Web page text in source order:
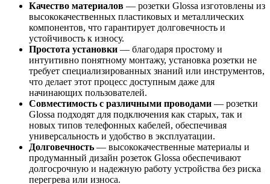
Качество материалов — розетки Glossa изготовлены из
высококачественных пластиковых и металлических
компонентов, что гарантирует долговечность и
устойчивость к износу.
Простота установки — благодаря простому и
интуитивно понятному монтажу, установка розетки не
требует специализированных знаний или инструментов,
что делает этот процесс доступным даже для
начинающих пользователей.
Совместимость с различными проводами — розетки
Glossa подходят для подключения как старых, так и
новых типов телефонных кабелей, обеспечивая
универсальность и удобство в эксплуатации.
Долговечность — высококачественные материалы и
продуманный дизайн розеток Glossa обеспечивают
долгосрочную и надежную работу устройства без риска
перегрева или износа.